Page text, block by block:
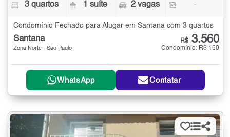
3 quartos 1 suíte 2 vagas -
Condomínio Fechado para Alugar em Santana com 3 quartos
Santana
Zona Norte - São Paulo
R$ 3.560
Condomínio: R$ 150
WhatsApp Contatar